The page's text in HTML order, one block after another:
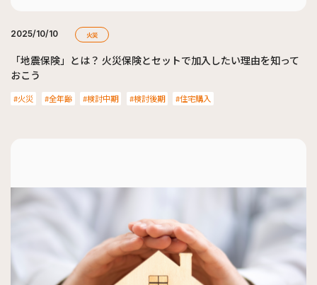
2025/10/10 火災
「地震保険」とは？ 火災保険とセットで加入したい理由を知って
おこう
火災 全年齢 検討中期 検討後期 住宅購入